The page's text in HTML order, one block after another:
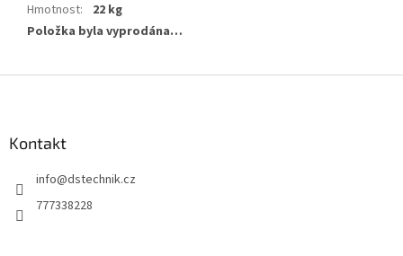
Hmotnost:
22 kg
Položka byla vyprodána…
Kontakt
info@dstechnik.cz
777338228